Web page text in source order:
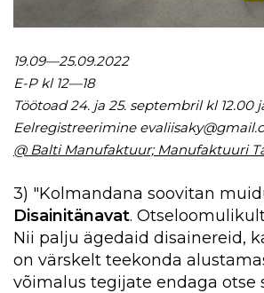
19.09—25.09.2022
E-P kl 12—18
Töötoad 24. ja 25. septembril kl 12.00
Eelregistreerimine
@ Balti Manufaktuur; Manufaktuuri
3) "Kolmandana soovitan
Disainitänavat.
Nii palju ägedaid disainereid,
on värskelt teekonda
võimalus tegijate endaga otse